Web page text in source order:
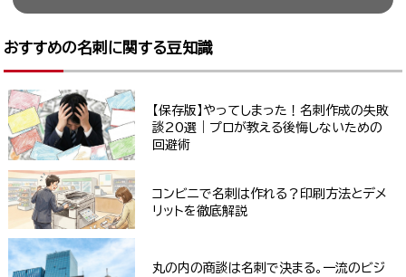
おすすめの名刺に関する豆知識
【保存版】やってしまった！名刺作成の失敗
談20選｜プロが教える後悔しないための
回避術
コンビニで名刺は作れる？印刷方法とデメ
リットを徹底解説
丸の内の商談は名刺で決まる。一流のビジ